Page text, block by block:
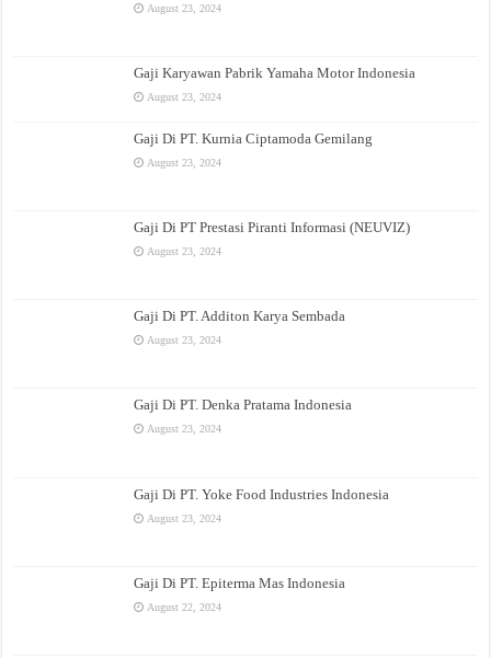
August 23, 2024
Gaji Karyawan Pabrik Yamaha Motor Indonesia
August 23, 2024
Gaji Di PT. Kurnia Ciptamoda Gemilang
August 23, 2024
Gaji Di PT Prestasi Piranti Informasi (NEUVIZ)
August 23, 2024
Gaji Di PT. Additon Karya Sembada
August 23, 2024
Gaji Di PT. Denka Pratama Indonesia
August 23, 2024
Gaji Di PT. Yoke Food Industries Indonesia
August 23, 2024
Gaji Di PT. Epiterma Mas Indonesia
August 22, 2024